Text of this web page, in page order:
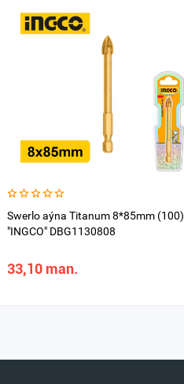
Swerlo aýna Titanum 8*85mm (100)
"INGCO" DBG1130808
33,10 man.